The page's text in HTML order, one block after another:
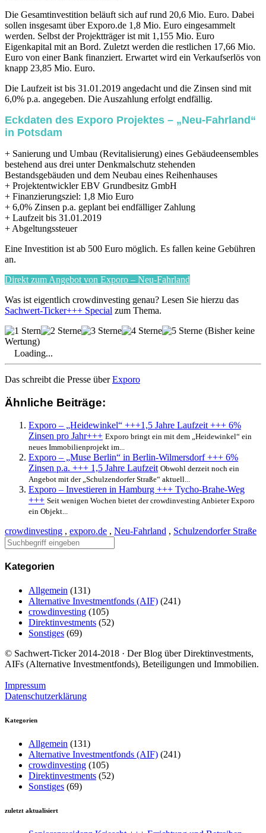
Die Gesamtinvestition beläuft sich auf rund 20,6 Mio. Euro. Dabei
sollen insgesamt über Exporo.de 1,8 Mio. Euro eingesammelt
werden. Selbst der Projektträger ist mit 1,155 Mio. Euro
Eigenkapital mit an Bord. Zuletzt werden die restlichen 17,66 Mio.
Euro von einer Bank finanziert. Erwartet wird ein Verkaufserlös von
knapp 23,85 Mio. Euro.
Die Laufzeit ist bis 31.01.2019 angedacht und die Zinsen sind mit
6,0% p.a. angegeben. Die Auszahlung erfolgt endfällig.
Eckdaten des Exporo Projektes – „Neu-Fahrland“
in Potsdam
+ Sanierung und Umbau (Revitalisierung) eines Gebäudeensembles
bestehend aus drei unter Denkmalschutz stehenden
Bestandsgebäuden und dem Neubau eines Reihenhauses
+ Projektentwickler EBV Grundbesitz GmbH
+ Finanzierungsziel: 1,8 Mio Euro
+ 6,0% Zinsen p.a. geplant bei endfälliger Zahlung
+ Laufzeit bis 31.01.2019
+ Abgeltungssteuer
Eine Investition ist ab 500 Euro möglich. Es fallen keine Gebühren
an.
Direkt zum Angebot von Exporo – Neu-Fahrland
Was ist eigentlich crowdinvesting genau? Lesen Sie hierzu das
Sachwert-Ticker+++ Special zum Thema.
(Bisher keine
Wertung)
Loading...
Das schreibt die Presse überExporo
Ähnliche Beiträge:
Exporo – „Heidewinkel“ +++1,5 Jahre Laufzeit +++ 6%
Zinsen pro Jahr+++ Exporo bringt ein mit dem „Heidewinkel“ ein
neues Immobilienprojekt im...
Exporo – „Muse Berlin“ in Berlin-Wilmersdorf +++ 6%
Zinsen p.a. +++ 1,5 Jahre Laufzeit Obwohl derzeit noch ein
Angebot mit der „Schulzendorfer Straße“ aktuell...
Exporo – Investieren in Hamburg +++ Tycho-Brahe-Weg
+++ Seit wenigen Wochen bietet der crowdinvesting Anbieter Exporo
ein Objekt...
crowdinvesting , exporo.de , Neu-Fahrland , Schulzendorfer Straße
Kategorien
Allgemein (131)
Alternative Investmentfonds (AIF) (241)
crowdinvesting (105)
Direktinvestments (52)
Sonstiges (69)
© Sachwert-Ticker 2014-2018 · Der Blog über Direktinvestments,
AIFs (Alternative Investmentfonds), Beteiligungen und Immobilien.
Impressum
Datenschutzerklärung
Kategorien
Allgemein (131)
Alternative Investmentfonds (AIF) (241)
crowdinvesting (105)
Direktinvestments (52)
Sonstiges (69)
zuletzt aktualisiert